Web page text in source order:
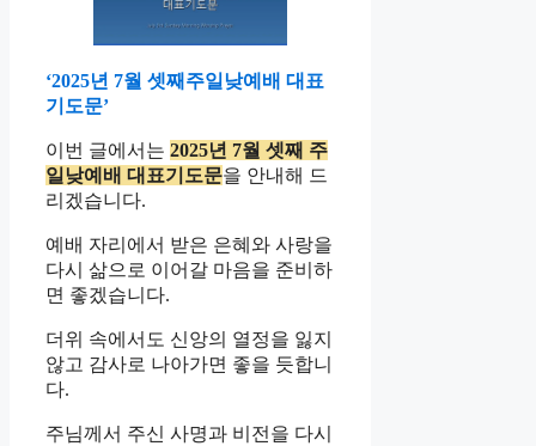
‘2025년 7월 셋째주일낮예배 대표
기도문’
이번 글에서는 2025년 7월 셋째 주
일낮예배 대표기도문을 안내해 드
리겠습니다.
예배 자리에서 받은 은혜와 사랑을
다시 삶으로 이어갈 마음을 준비하
면 좋겠습니다.
더위 속에서도 신앙의 열정을 잃지
않고 감사로 나아가면 좋을 듯합니
다.
주님께서 주신 사명과 비전을 다시